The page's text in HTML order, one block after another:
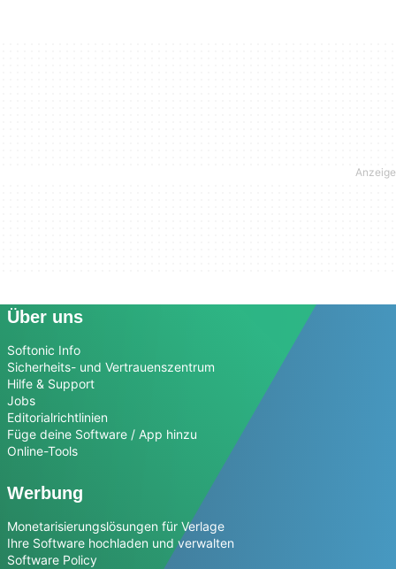
Über uns
Softonic Info
Sicherheits- und Vertrauenszentrum
Hilfe & Support
Jobs
Editorialrichtlinien
Füge deine Software / App hinzu
Online-Tools
Werbung
Monetarisierungslösungen für Verlage
Ihre Software hochladen und verwalten
Software Policy